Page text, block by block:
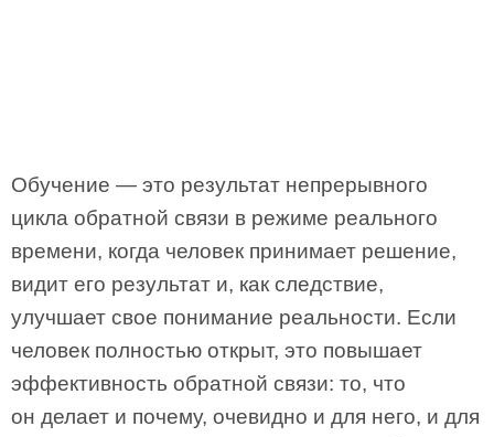
Обучение — это результат непрерывного
цикла обратной связи в режиме реального
времени, когда человек принимает решение,
видит его результат и, как следствие,
улучшает свое понимание реальности. Если
человек полностью открыт, это повышает
эффективность обратной связи: то, что
он делает и почему, очевидно и для него, и для